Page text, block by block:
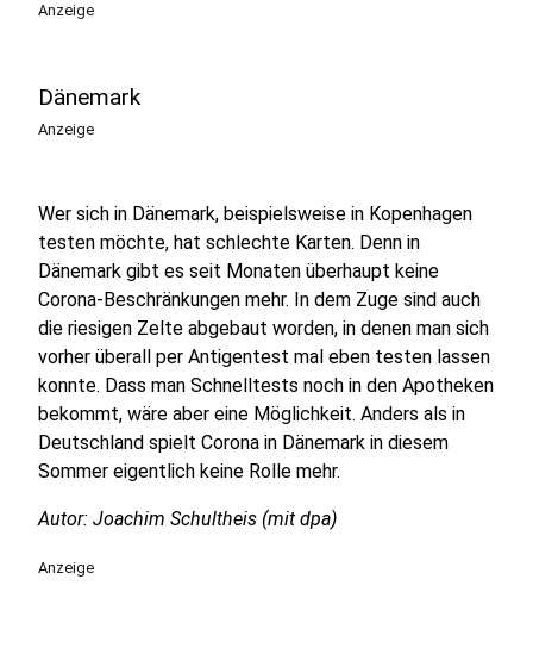
Anzeige
Dänemark
Anzeige
Wer sich in Dänemark, beispielsweise in Kopenhagen
testen möchte, hat schlechte Karten. Denn in
Dänemark gibt es seit Monaten überhaupt keine
Corona-Beschränkungen mehr. In dem Zuge sind auch
die riesigen Zelte abgebaut worden, in denen man sich
vorher überall per Antigentest mal eben testen lassen
konnte. Dass man Schnelltests noch in den Apotheken
bekommt, wäre aber eine Möglichkeit. Anders als in
Deutschland spielt Corona in Dänemark in diesem
Sommer eigentlich keine Rolle mehr.
Autor: Joachim Schultheis (mit dpa)
Anzeige